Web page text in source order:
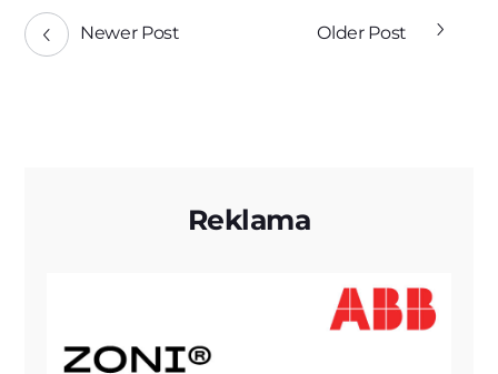
Newer Post Older Post
Reklama